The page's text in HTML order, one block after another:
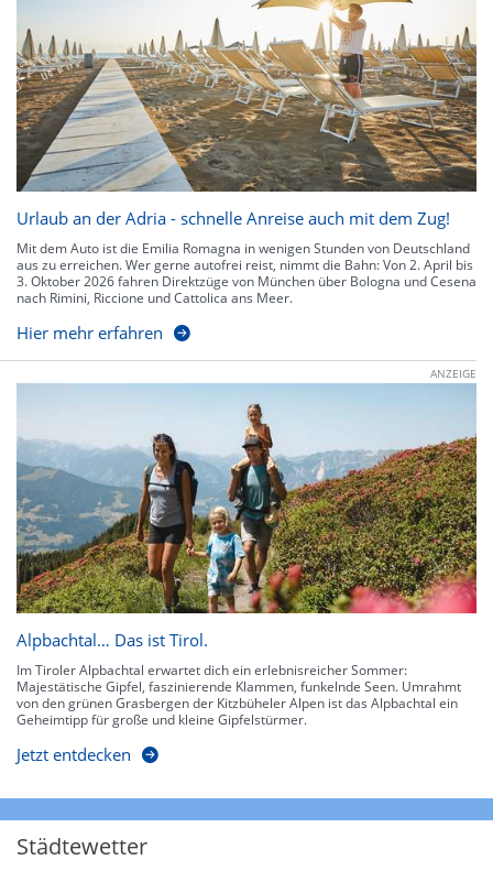
Urlaub an der Adria - schnelle Anreise auch mit dem Zug!
Mit dem Auto ist die Emilia Romagna in wenigen Stunden von Deutschland
aus zu erreichen. Wer gerne autofrei reist, nimmt die Bahn: Von 2. April bis
3. Oktober 2026 fahren Direktzüge von München über Bologna und Cesena
nach Rimini, Riccione und Cattolica ans Meer.
Hier mehr erfahren
ANZEIGE
Alpbachtal… Das ist Tirol.
Im Tiroler Alpbachtal erwartet dich ein erlebnisreicher Sommer:
Majestätische Gipfel, faszinierende Klammen, funkelnde Seen. Umrahmt
von den grünen Grasbergen der Kitzbüheler Alpen ist das Alpbachtal ein
Geheimtipp für große und kleine Gipfelstürmer.
Jetzt entdecken
Städtewetter